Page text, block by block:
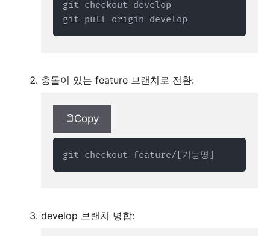
git checkout develop
git pull origin develop
충돌이 있는 feature 브랜치로 전환:
Copy
git checkout feature/[기능명]
develop 브랜치 병합: